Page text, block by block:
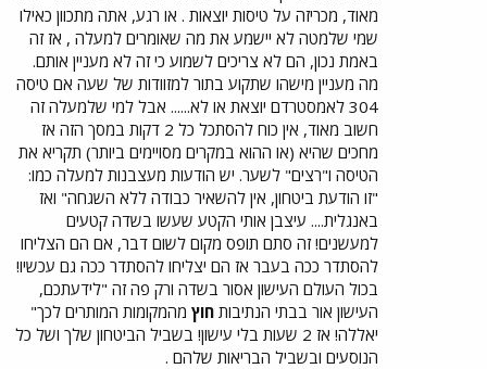
ובכך הפכו חיי הנוסעים לשקטים יותר. רק במקרי חירום
מודיעים לנוסעים אחרונים שלא התייצבו לטיסה כי "הטיסה
יוצאת" או הודעות חירום אחרות. עכשיו הנימוקים משכנעים את
"איליה"?
מאוד, מכריזה על טיסות יוצאות . או רגע, אתה מתכוון כאילו
שמי שלמטה לא יישמע את מה שאומרים למעלה , אז זה
באמת נכון, הם לא צריכים לשמוע כי זה לא מעניין אותם.
מה מעניין מישהו שתקוע בתור למזוודות של שעה אם טיסה
304 לאמסטרדם יוצאת או לא...... אבל למי שלמעלה זה
חשוב מאוד, אין כוח להסתכל כל 2 דקות במסך הזה אז
מחכים שהיא (או ההוא במקרים מסויימים ביותר) תקריא את
הטיסה ו"רצים" לשער. יש הודעות מעצבנות למעלה כמו:
"זו הודעת ביטחון, אין להשאיר כבודה ללא השגחה" ואז
באנגלית.... עיצבן אותי הקטע שעשו בשדה קטעים
למעשנים! זה סתם תופס מקום לשום דבר, אם הם הצליחו
להסתדר ככה בעבר אז הם יצליחו להסתדר ככה גם עכשיו!
בכול העולם העישון אסור בשדה ורק פה זה "לידעתכם,
העישון אור בבתי הנתיבות חוץ מהמקומות המותרים לכך"
יאללה! אז 2 שעות בלי עישון! בשביל הביטחון שלך ושל כל
הנוסעים ובשביל הבריאות שלהם .